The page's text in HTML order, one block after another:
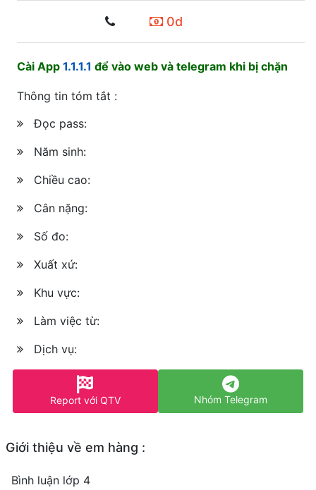
0d
Cài App 1.1.1.1 để vào web và telegram khi bị chặn
Thông tin tóm tắt :
Đọc pass:
Năm sinh:
Chiều cao:
Cân nặng:
Số đo:
Xuất xứ:
Khu vực:
Làm việc từ:
Dịch vụ:
Report với QTV Nhóm Telegram
Giới thiệu về em hàng :
Bình luận lớp 4